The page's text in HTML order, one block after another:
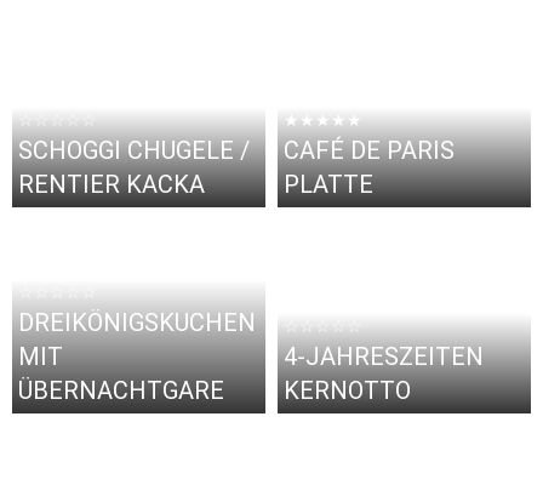
☆☆☆☆☆
SCHOGGI CHUGELE /
RENTIER KACKA
★★★★★
CAFÉ DE PARIS
PLATTE
DREIKÖNIGSKUCHEN
MIT
ÜBERNACHTGARE
☆☆☆☆☆
4-JAHRESZEITEN
KERNOTTO